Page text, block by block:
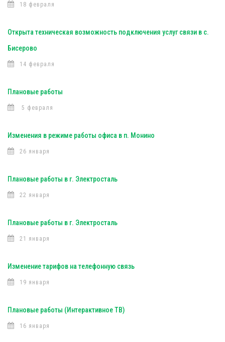
18 февраля
Открыта техническая возможность подключения услуг связи в с.
Бисерово
14 февраля
Плановые работы
5 февраля
Изменения в режиме работы офиса в п. Монино
26 января
Плановые работы в г. Электросталь
22 января
Плановые работы в г. Электросталь
21 января
Изменение тарифов на телефонную связь
19 января
Плановые работы (Интерактивное ТВ)
16 января